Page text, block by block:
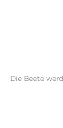
Die Beete